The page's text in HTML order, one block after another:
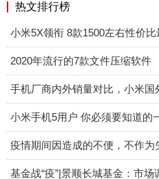
热文排行榜
小米5X领衔 8款1500左右性价
2020年流行的7款文件压缩软件
手机厂商内外销量对比，小米国
小米手机5用户 你必须要知道的
疫情期间因造成的不便，不作为
基金战“疫”|景顺长城基金：市场